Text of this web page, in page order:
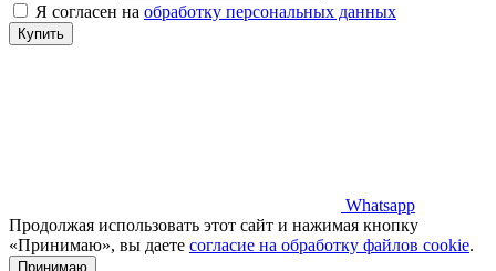
Я согласен на обработку персональных данных
Купить
Whatsapp
Продолжая использовать этот сайт и нажимая кнопку
«Принимаю», вы даете согласие на обработку файлов cookie.
Принимаю